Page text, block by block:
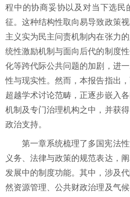
程中的协商妥协以及对当下选民
征。这种结构性取向易导致政策
主义实为民主问责机制内在张力
统性激励机制与面向后代的制度
化等跨代际公共问题的加剧，进
性与现实性。然而，本报告指出
超越学术讨论范畴，正逐步嵌入
机制及专门治理机构之中，并获
政治支持。
第一章系统梳理了多国宪法
义务、法律与政策的规范表达，
发展中的制度功能。其中，涉及
然资源管理、公共财政治理及气